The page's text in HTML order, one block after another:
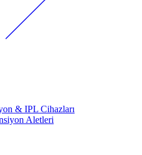
& IPL Cihazları
Aletleri